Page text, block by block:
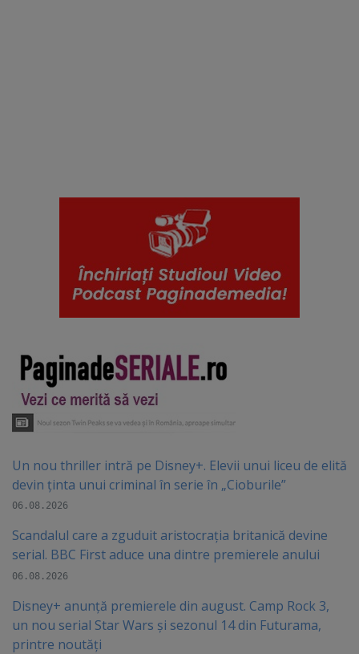
Un nou thriller intră pe Disney+. Elevii unui liceu de elită
devin ținta unui criminal în serie în „Cioburile”
06.08.2026
Scandalul care a zguduit aristocrația britanică devine
serial. BBC First aduce una dintre premierele anului
06.08.2026
Disney+ anunță premierele din august. Camp Rock 3,
un nou serial Star Wars și sezonul 14 din Futurama,
printre noutăți